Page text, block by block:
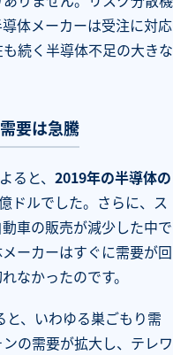
体メーカーは受注に対応
続く半導体不足の大きな
要は急騰
ると、 2019年の半導体の
ドルでした。さらに、ス
車の販売が減少した中で
ーカーはすぐに需要が回
なかったのです。
、いわゆる巣ごもり需
の需要が拡大し、テレワ